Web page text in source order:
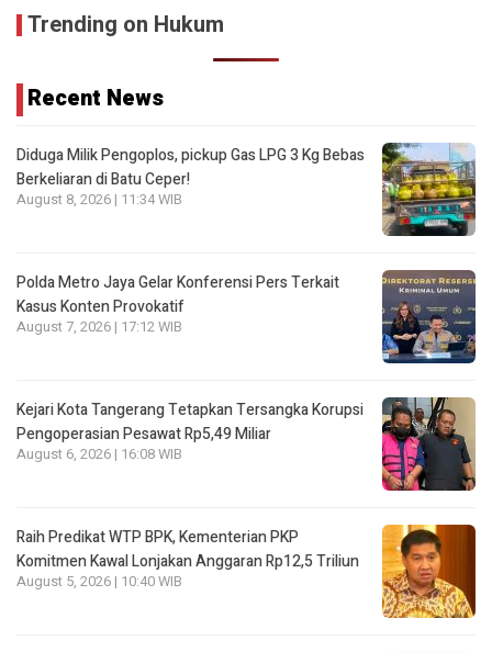
Trending on Hukum
Recent News
Diduga Milik Pengoplos, pickup Gas LPG 3 Kg Bebas
Berkeliaran di Batu Ceper!
August 8, 2026 | 11:34 WIB
Polda Metro Jaya Gelar Konferensi Pers Terkait
Kasus Konten Provokatif
August 7, 2026 | 17:12 WIB
Kejari Kota Tangerang Tetapkan Tersangka Korupsi
Pengoperasian Pesawat Rp5,49 Miliar
August 6, 2026 | 16:08 WIB
Raih Predikat WTP BPK, Kementerian PKP
Komitmen Kawal Lonjakan Anggaran Rp12,5 Triliun
August 5, 2026 | 10:40 WIB